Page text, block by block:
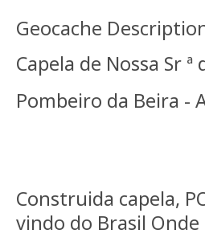
Geocache
Capela de Nossa Sr
Pombeiro da Beira -
Construida capela,
vindo do Brasil